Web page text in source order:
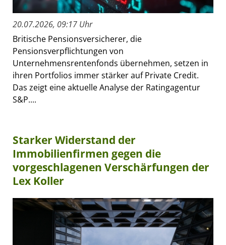
20.07.2026, 09:17 Uhr
Britische Pensionsversicherer, die
Pensionsverpflichtungen von
Unternehmensrentenfonds übernehmen, setzen in
ihren Portfolios immer stärker auf Private Credit.
Das zeigt eine aktuelle Analyse der Ratingagentur
S&P....
Starker Widerstand der
Immobilienfirmen gegen die
vorgeschlagenen Verschärfungen der
Lex Koller